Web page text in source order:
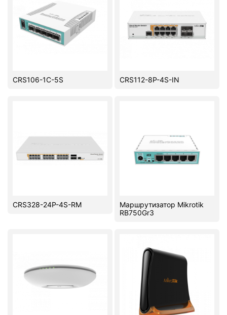
CRS106-1C-5S CRS112-8P-4S-IN
CRS328-24P-4S-RM
Маршрутизатор Mikrotik
RB750Gr3